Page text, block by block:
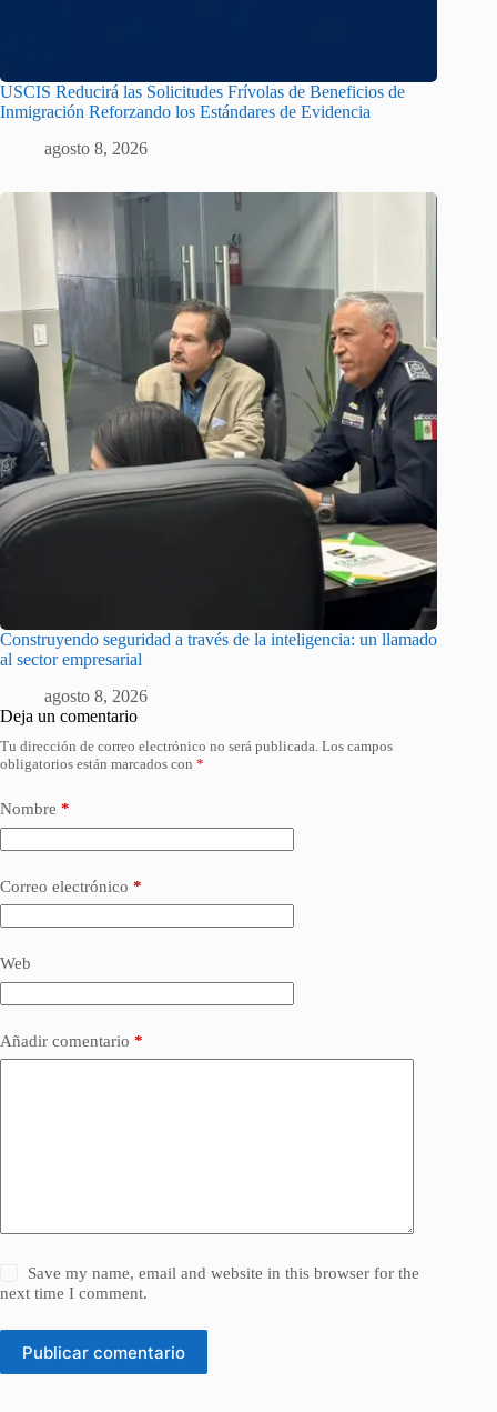
USCIS Reducirá las Solicitudes Frívolas de Beneficios de
Inmigración Reforzando los Estándares de Evidencia
agosto 8, 2026
Construyendo seguridad a través de la inteligencia: un llamado
al sector empresarial
agosto 8, 2026
Deja un comentario
Tu dirección de correo electrónico no será publicada. Los campos
obligatorios están marcados con *
Nombre *
Correo electrónico *
Web
Añadir comentario *
Save my name, email and website in this browser for the
next time I comment.
Publicar comentario